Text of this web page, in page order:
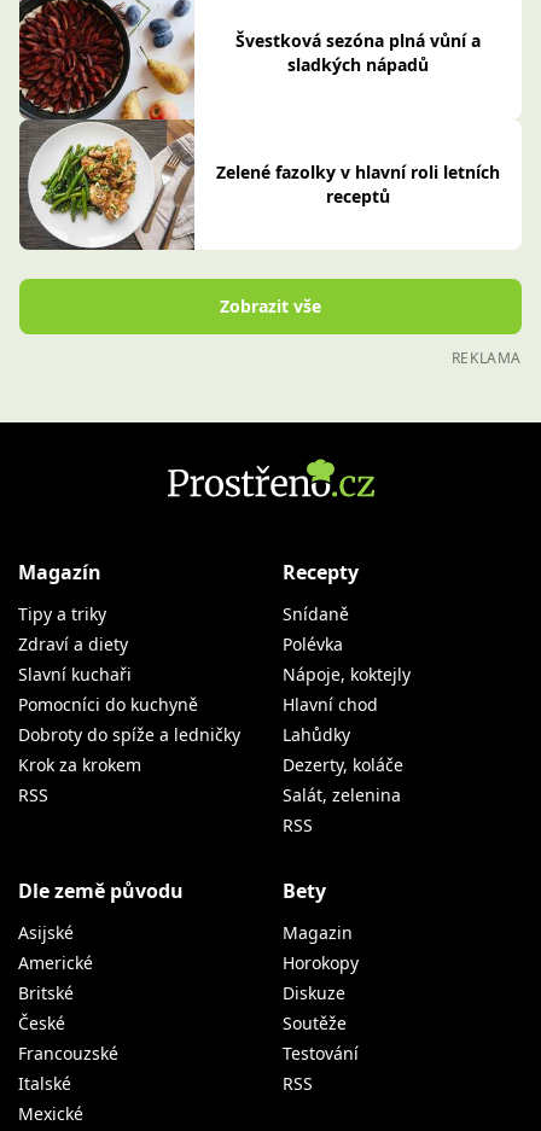
Švestková sezóna plná vůní a
sladkých nápadů
Zelené fazolky v hlavní roli letních
receptů
Zobrazit vše
REKLAMA
Magazín
Tipy a triky
Zdraví a diety
Slavní kuchaři
Pomocníci do kuchyně
Dobroty do spíže a ledničky
Krok za krokem
RSS
Recepty
Snídaně
Polévka
Nápoje, koktejly
Hlavní chod
Lahůdky
Dezerty, koláče
Salát, zelenina
RSS
Dle země původu
Asijské
Americké
Britské
České
Francouzské
Italské
Mexické
Bety
Magazin
Horokopy
Diskuze
Soutěže
Testování
RSS